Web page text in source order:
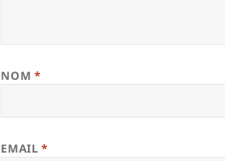
NOM *
EMAIL*